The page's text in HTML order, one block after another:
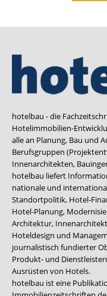
hotelbau - die
Hotelimmobilien-
alle an Planung, Bau und
Berufsgruppen
Innenarchitekten,
hotelbau liefert
nationale und
Standortpolitik, Hotel-
Hotel-Planung,
Architektur,
Hoteldesign und
journalistisch fundierter
Produkt- und
Ausrüsten von Hotels.
hotelbau ist eine